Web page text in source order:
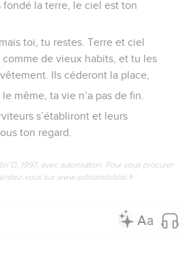
fondé la terre, le ciel est ton
toi, tu restes. Terre et ciel
de vieux habits, et tu les
Ils céderont la place,
même, ta vie n’a pas de fin.
s’établiront et leurs
ton regard.
1997, avec autorisation. Pour vous procurer
vous sur www.editionsbiblio.fr